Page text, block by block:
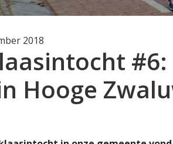
2018
#6:
Hooge